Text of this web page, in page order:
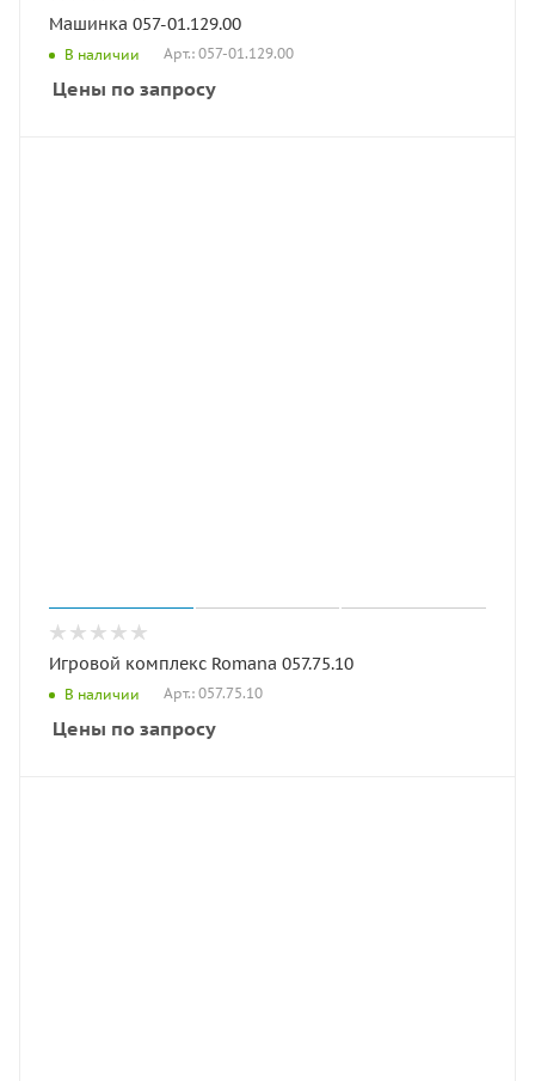
Машинка 057-01.129.00
В наличии Арт.: 057-01.129.00
Цены по запросу
Игровой комплекс Romana 057.75.10
В наличии Арт.: 057.75.10
Цены по запросу